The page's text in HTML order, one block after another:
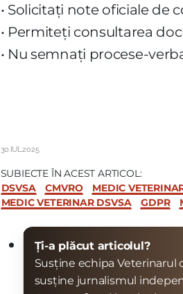
• Solicitați note oficiale de
• Permiteți consultarea
• Nu semnați procese-
30.IUL.2025
SUBIECTE ÎN ACEST ARTICOL:
DSVSA
CMVRO MEDIC
MEDIC VETERINAR DSVSA
GDPR
Ți-a plăcut articolul?
Susține echipa Veterinarul
susține jurnalismul